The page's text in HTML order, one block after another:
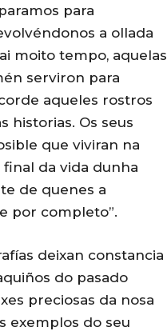
para
a ollada
moito tempo, aquelas
serviron para
aqueles rostros
historias. Os seus
que viviran na
da vida dunha
de quenes a
por completo”.
deixan constancia
do pasado
preciosas da nosa
exemplos do seu